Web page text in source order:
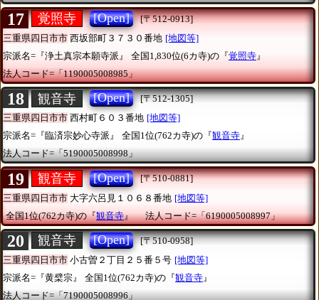
17 覚照寺 [Open]
[〒512-0913]
三重県四日市市 西坂部町３７３０番地 [地図等]
宗派名=『浄土真宗本願寺派』
全国1,830位(6カ寺)の『覚照寺 』
法人コード=「1190005008985」
18 観音寺 [Open]
[〒512-1305]
三重県四日市市 西村町６０３番地 [地図等]
宗派名=『臨済宗妙心寺派』
全国1位(762カ寺)の『観音寺』
法人コード=「5190005008998」
19 観音寺 [Open]
[〒510-0881]
三重県四日市市 大字六呂見１０６８番地 [地図等]
全国1位(762カ寺)の『観音寺』 法人コード=「6190005008997」
20 観音寺 [Open]
[〒510-0958]
三重県四日市市 小古曽２丁目２５番５号 [地図等]
宗派名=『黄檗宗』
全国1位(762カ寺)の『観音寺 』
法人コード=「7190005008996」